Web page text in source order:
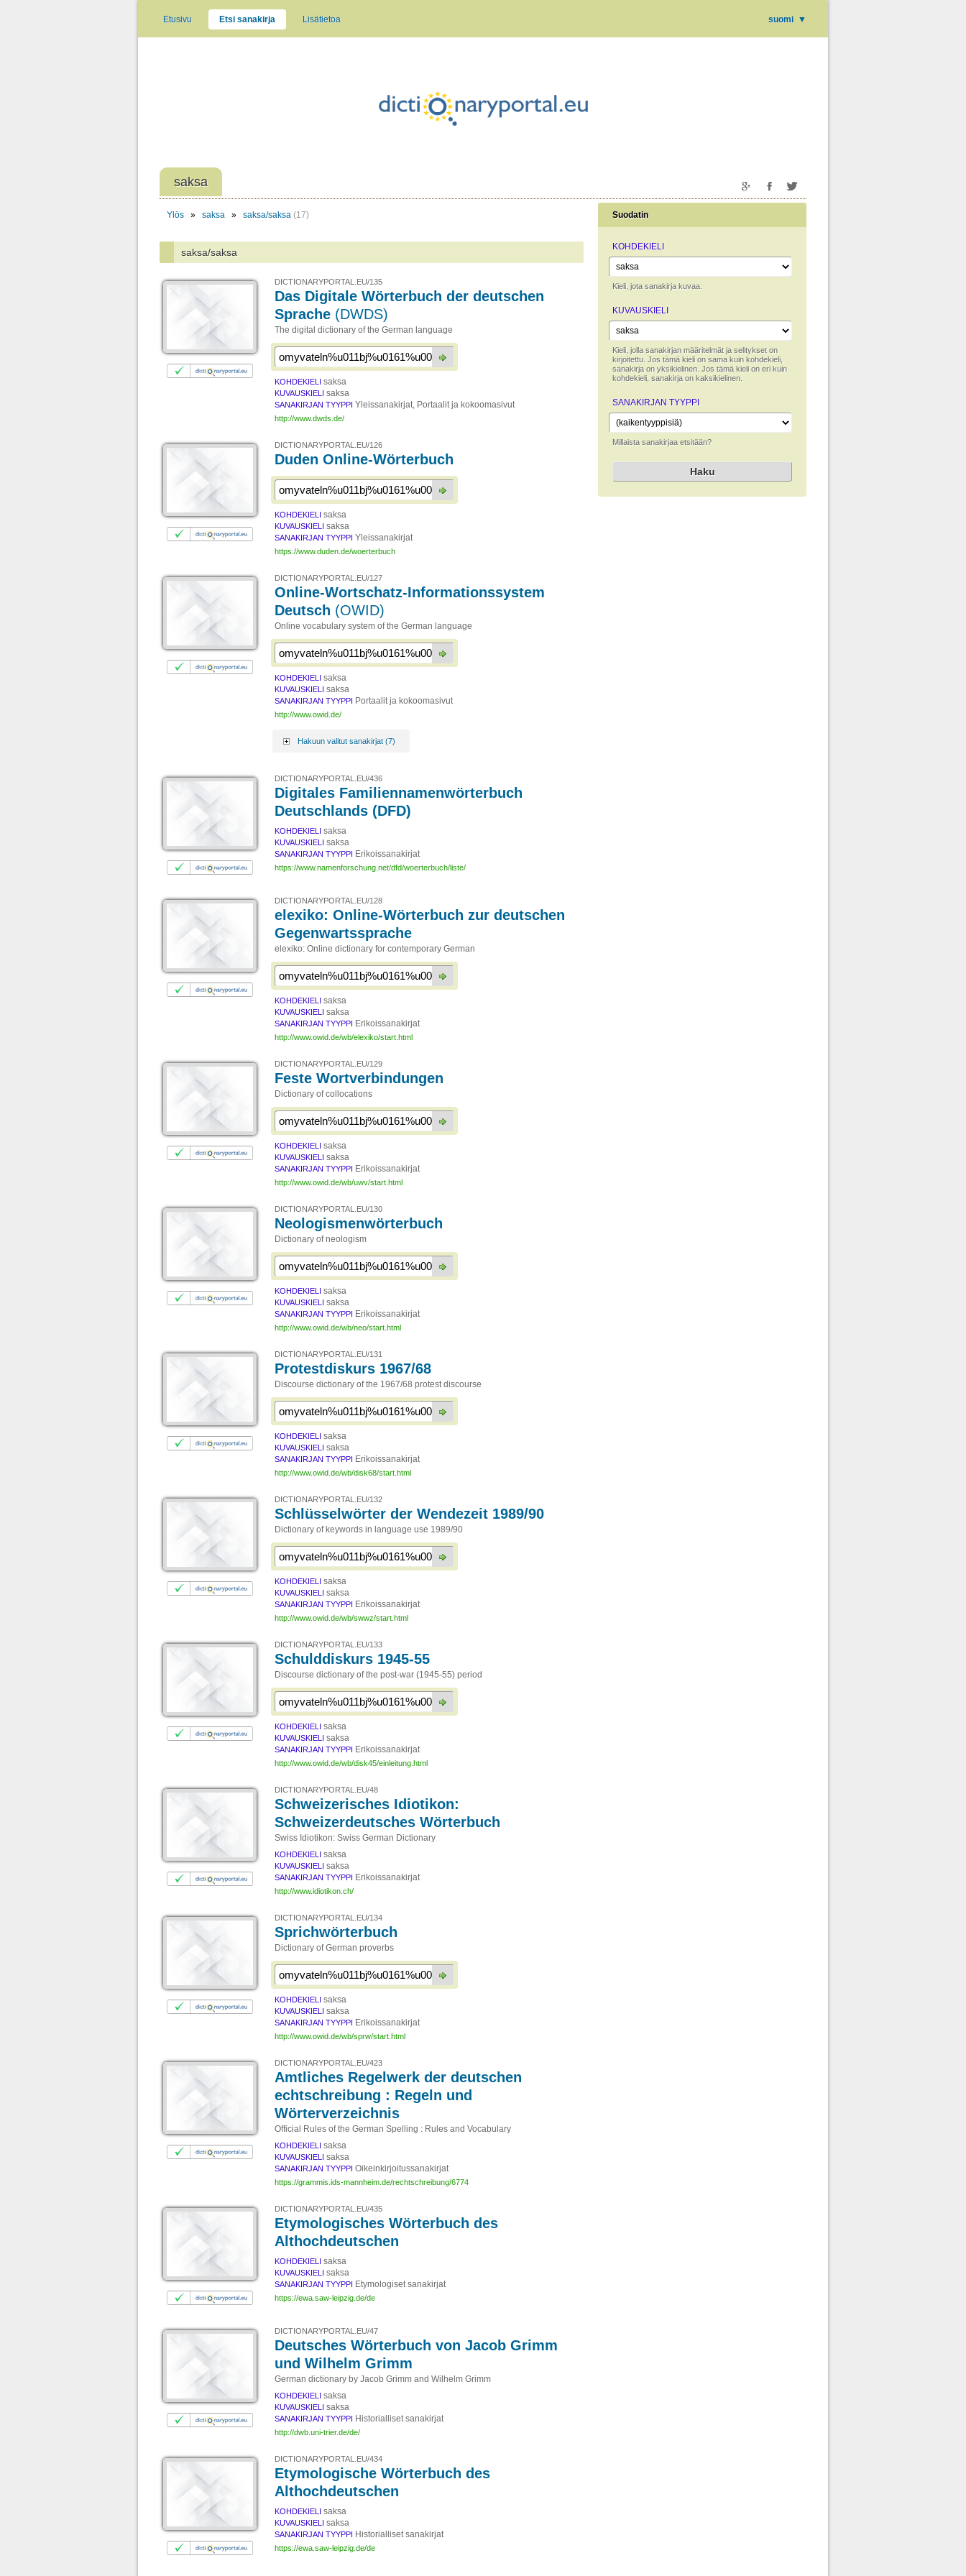
Etusivu Etsi sanakirja Lisätietoa suomi ▼
saksa
Suodatin
KOHDEKIELI
Kieli, jota sanakirja kuvaa.
KUVAUSKIELI
Kieli, jolla sanakirjan määritelmät ja selitykset on
kirjoitettu. Jos tämä kieli on sama kuin kohdekieli,
sanakirja on yksikielinen. Jos tämä kieli on eri kuin
kohdekieli, sanakirja on kaksikielinen.
SANAKIRJAN TYYPPI
Millaista sanakirjaa etsitään?
Ylös » saksa » saksa/saksa (17)
saksa/saksa
DICTIONARYPORTAL.EU/135
Das Digitale Wörterbuch der deutschen
Sprache (DWDS)
The digital dictionary of the German language
KOHDEKIELI saksa
KUVAUSKIELI saksa
SANAKIRJAN TYYPPI Yleissanakirjat, Portaalit ja kokoomasivut
http://www.dwds.de/
DICTIONARYPORTAL.EU/126
Duden Online-Wörterbuch
KOHDEKIELI saksa
KUVAUSKIELI saksa
SANAKIRJAN TYYPPI Yleissanakirjat
https://www.duden.de/woerterbuch
DICTIONARYPORTAL.EU/127
Online-Wortschatz-Informationssystem
Deutsch (OWID)
Online vocabulary system of the German language
KOHDEKIELI saksa
KUVAUSKIELI saksa
SANAKIRJAN TYYPPI Portaalit ja kokoomasivut
http://www.owid.de/
Hakuun valitut sanakirjat (7)
DICTIONARYPORTAL.EU/436
Digitales Familiennamenwörterbuch
Deutschlands (DFD)
KOHDEKIELI saksa
KUVAUSKIELI saksa
SANAKIRJAN TYYPPI Erikoissanakirjat
https://www.namenforschung.net/dfd/woerterbuch/liste/
DICTIONARYPORTAL.EU/128
elexiko: Online-Wörterbuch zur deutschen
Gegenwartssprache
elexiko: Online dictionary for contemporary German
KOHDEKIELI saksa
KUVAUSKIELI saksa
SANAKIRJAN TYYPPI Erikoissanakirjat
http://www.owid.de/wb/elexiko/start.html
DICTIONARYPORTAL.EU/129
Feste Wortverbindungen
Dictionary of collocations
KOHDEKIELI saksa
KUVAUSKIELI saksa
SANAKIRJAN TYYPPI Erikoissanakirjat
http://www.owid.de/wb/uwv/start.html
DICTIONARYPORTAL.EU/130
Neologismenwörterbuch
Dictionary of neologism
KOHDEKIELI saksa
KUVAUSKIELI saksa
SANAKIRJAN TYYPPI Erikoissanakirjat
http://www.owid.de/wb/neo/start.html
DICTIONARYPORTAL.EU/131
Protestdiskurs 1967/68
Discourse dictionary of the 1967/68 protest discourse
KOHDEKIELI saksa
KUVAUSKIELI saksa
SANAKIRJAN TYYPPI Erikoissanakirjat
http://www.owid.de/wb/disk68/start.html
DICTIONARYPORTAL.EU/132
Schlüsselwörter der Wendezeit 1989/90
Dictionary of keywords in language use 1989/90
KOHDEKIELI saksa
KUVAUSKIELI saksa
SANAKIRJAN TYYPPI Erikoissanakirjat
http://www.owid.de/wb/swwz/start.html
DICTIONARYPORTAL.EU/133
Schulddiskurs 1945-55
Discourse dictionary of the post-war (1945-55) period
KOHDEKIELI saksa
KUVAUSKIELI saksa
SANAKIRJAN TYYPPI Erikoissanakirjat
http://www.owid.de/wb/disk45/einleitung.html
DICTIONARYPORTAL.EU/48
Schweizerisches Idiotikon:
Schweizerdeutsches Wörterbuch
Swiss Idiotikon: Swiss German Dictionary
KOHDEKIELI saksa
KUVAUSKIELI saksa
SANAKIRJAN TYYPPI Erikoissanakirjat
http://www.idiotikon.ch/
DICTIONARYPORTAL.EU/134
Sprichwörterbuch
Dictionary of German proverbs
KOHDEKIELI saksa
KUVAUSKIELI saksa
SANAKIRJAN TYYPPI Erikoissanakirjat
http://www.owid.de/wb/sprw/start.html
DICTIONARYPORTAL.EU/423
Amtliches Regelwerk der deutschen
echtschreibung : Regeln und
Wörterverzeichnis
Official Rules of the German Spelling : Rules and Vocabulary
KOHDEKIELI saksa
KUVAUSKIELI saksa
SANAKIRJAN TYYPPI Oikeinkirjoitussanakirjat
https://grammis.ids-mannheim.de/rechtschreibung/6774
DICTIONARYPORTAL.EU/435
Etymologisches Wörterbuch des
Althochdeutschen
KOHDEKIELI saksa
KUVAUSKIELI saksa
SANAKIRJAN TYYPPI Etymologiset sanakirjat
https://ewa.saw-leipzig.de/de
DICTIONARYPORTAL.EU/47
Deutsches Wörterbuch von Jacob Grimm
und Wilhelm Grimm
German dictionary by Jacob Grimm and Wilhelm Grimm
KOHDEKIELI saksa
KUVAUSKIELI saksa
SANAKIRJAN TYYPPI Historialliset sanakirjat
http://dwb.uni-trier.de/de/
DICTIONARYPORTAL.EU/434
Etymologische Wörterbuch des
Althochdeutschen
KOHDEKIELI saksa
KUVAUSKIELI saksa
SANAKIRJAN TYYPPI Historialliset sanakirjat
https://ewa.saw-leipzig.de/de